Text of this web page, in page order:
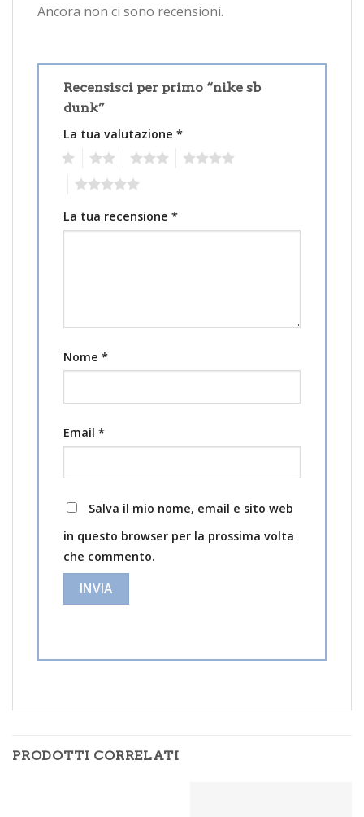
Ancora non ci sono recensioni.
Recensisci per primo “nike sb
dunk”
La tua valutazione *
La tua recensione *
Nome *
Email *
Salva il mio nome, email e sito web
in questo browser per la prossima volta
che commento.
PRODOTTI CORRELATI